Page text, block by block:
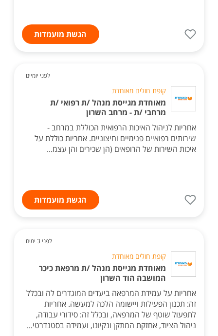
הגשת מועמדות
לפני יומיים
קופת חולים מאוחדת
מאוחדת מגייסת מנהל /ת רפואי /ת
מרחבי /ת - מרחב השרון
אחריות לניהול האיכות הרפואית הכוללת במרחב -
שירותים רפואיים פנימיים וחיצוניים. אחריות כוללת על
איכות השירות של הרופאים (הן שכירים והן עצמ...
הגשת מועמדות
לפני 3 ימים
קופת חולים מאוחדת
מאוחדת מגייסת מנהל /ת מרפאת כיכר
המושבה הוד השרון
אחריות על עמידת המרפאה ביעדים המוגדרים לה ובכלל
זה: תכנון הפעילות ויישומה הלכה למעשה. אחריות
לתפעול שוטף של המרפאה, ובכלל זה: סידורי עבודה,
ניהול הציוד, אחזקת המתקן ונקיונו, ועמידה בסטנדרטי...